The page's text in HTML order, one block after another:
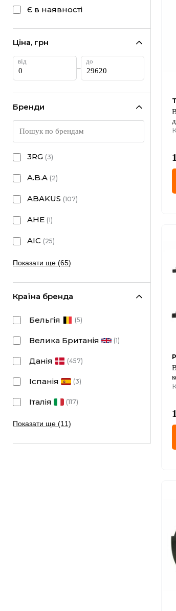
RAM RAVON
Є в наявності
Ціна, грн
–
Бренди
3RG (3)
A.B.A (2)
ABAKUS (107)
AHE (1)
AIC (25)
Показати ще (65)
Країна бренда
Бельгія (5)
Велика Британія (1)
Данія (457)
Іспанія (3)
Італія (117)
Показати ще (11)